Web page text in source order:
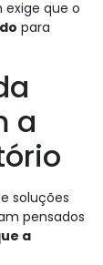
que o
para
a
soluções
pensados
a